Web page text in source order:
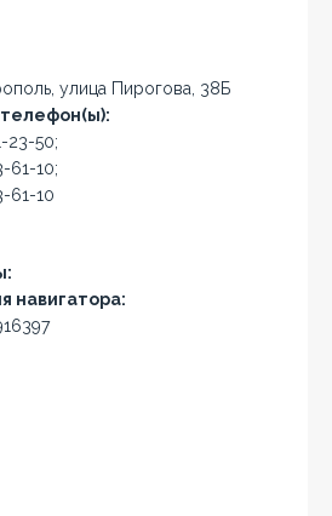
улица Пирогова, 38Б
23-50;
61-10;
61-10
навигатора: